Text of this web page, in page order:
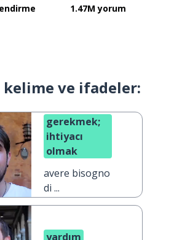
1.47M yorum
kelime ve ifadeler:
gerekmek;
ihtiyacı
olmak
avere bisogno
di ...
yardım